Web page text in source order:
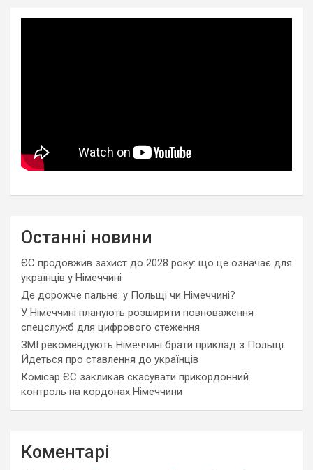
Останні новини
ЄС продовжив захист до 2028 року: що це означає для
українців у Німеччині
Де дорожче пальне: у Польщі чи Німеччині?
У Німеччині планують розширити повноваження
спецслужб для цифрового стеження
ЗМІ рекомендують Німеччині брати приклад з Польщі.
Йдеться про ставлення до українців
Комісар ЄС закликав скасувати прикордонний
контроль на кордонах Німеччини
Коментарі